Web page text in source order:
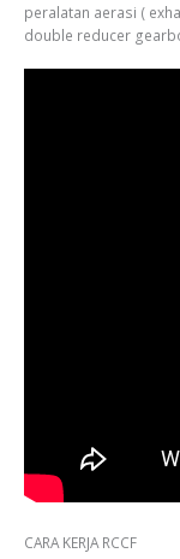
peralatan aerasi (
double reducer
CARA KERJA RCCF